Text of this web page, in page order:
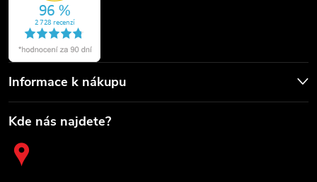
Informace k nákupu
Kde nás najdete?